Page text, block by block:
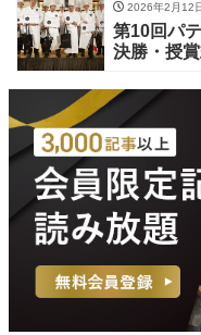
2026年2月12
第10回パ
決勝・授